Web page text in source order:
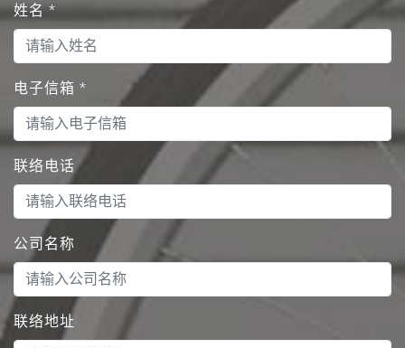
姓名*
电子信箱 *
联络电话
公司名称
联络地址